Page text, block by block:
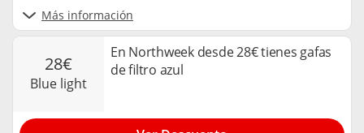
Más información
28€
blue light
En Northweek desde 28€ tienes gafas
de filtro azul